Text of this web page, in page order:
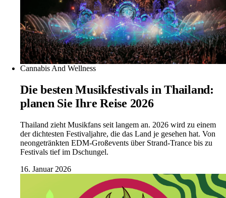
Cannabis And Wellness
Die besten Musikfestivals in Thailand:
planen Sie Ihre Reise 2026
Thailand zieht Musikfans seit langem an. 2026 wird zu einem
der dichtesten Festivaljahre, die das Land je gesehen hat. Von
neongetränkten EDM-Großevents über Strand-Trance bis zu
Festivals tief im Dschungel.
16. Januar 2026